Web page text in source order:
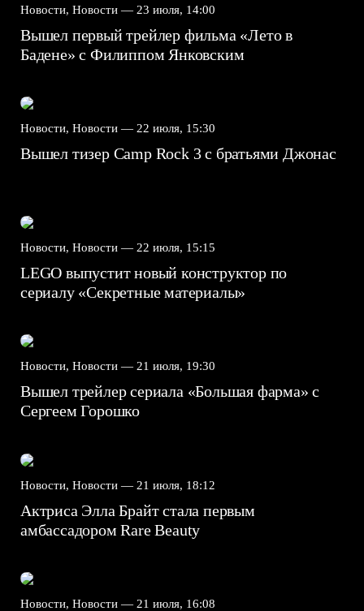
Новости, Новости — 23 июля, 14:00
Вышел первый трейлер фильма «Лето в
Бадене» с Филиппом Янковским
Новости, Новости — 22 июля, 15:30
Вышел тизер Camp Rock 3 с братьями Джонас
Новости, Новости — 22 июля, 15:15
LEGO выпустит новый конструктор по
сериалу «Секретные материалы»
Новости, Новости — 21 июля, 19:30
Вышел трейлер сериала «Большая фарма» с
Сергеем Горошко
Новости, Новости — 21 июля, 18:12
Актриса Элла Брайт стала первым
амбассадором Rare Beauty
Новости, Новости — 21 июля, 16:08